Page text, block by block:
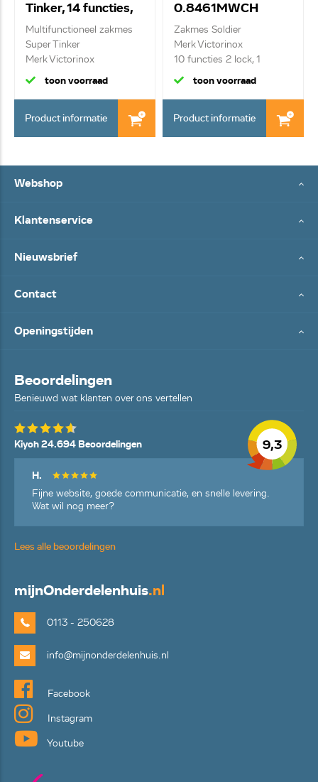
Tinker, 14 functies,
1.4703.B1
Multifunctioneel zakmes
Super Tinker
Merk Victorinox
14 fu...
toon voorraad
Product informatie
0.8461MWCH
Zakmes Soldier
Merk Victorinox
10 functies 2 lock, 1
hand,...
toon voorraad
Product informatie
Webshop
Klantenservice
Nieuwsbrief
Contact
Openingstijden
Beoordelingen
Benieuwd wat klanten over ons vertellen
9,3
Kiyoh 24.694 Beoordelingen
H.
Fijne website, goede communicatie, en snelle levering.
Wat wil nog meer?
Lees alle beoordelingen
mijnOnderdelenhuis.nl
0113 - 250628
info@mijnonderdelenhuis.nl
Facebook
Instagram
Youtube